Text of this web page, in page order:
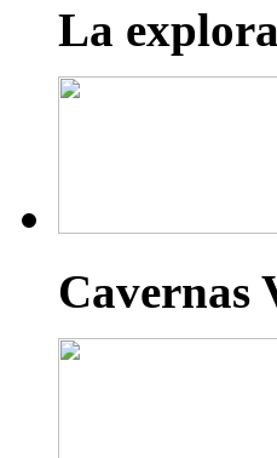
La
Cavernas